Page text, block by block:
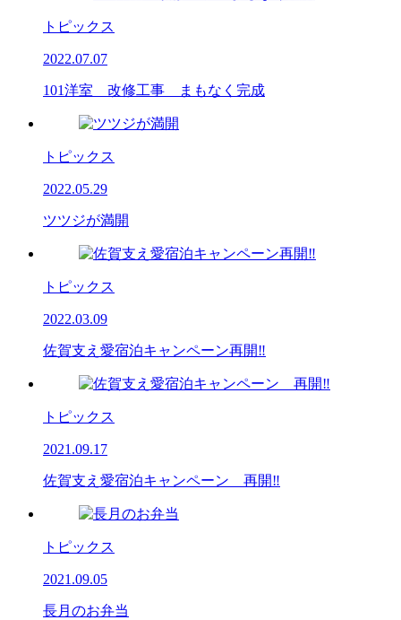
トピックス
2022.07.07
101洋室 改修工事 まもなく完成
トピックス
2022.05.29
ツツジが満開
トピックス
2022.03.09
佐賀支え愛宿泊キャンペーン再開‼
トピックス
2021.09.17
佐賀支え愛宿泊キャンペーン 再開‼
トピックス
2021.09.05
長月のお弁当